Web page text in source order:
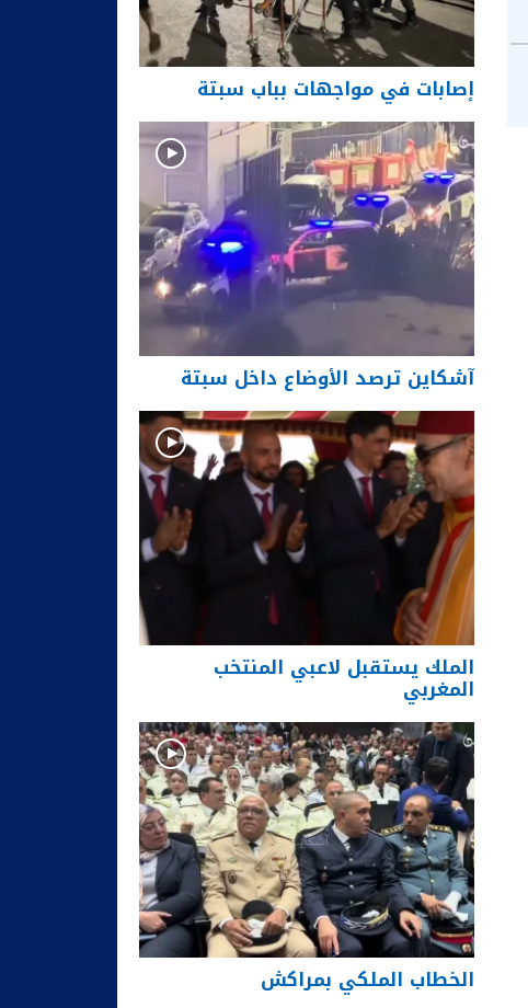
إصابات في مواجهات بباب سبتة
آشكاين ترصد الأوضاع داخل سبتة
الملك يستقبل لاعبي المنتخب
المغربي
الخطاب الملكي بمراكش